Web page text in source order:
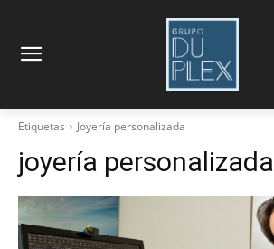
Etiquetas Joyería personalizada
joyería personalizada